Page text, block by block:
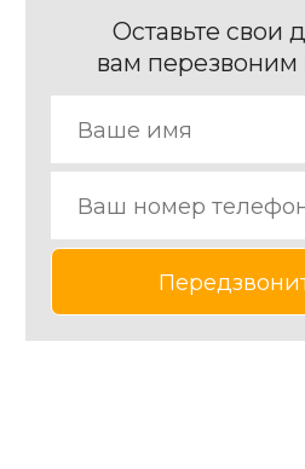
Оставьте свои
вам